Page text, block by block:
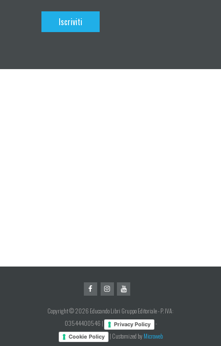
Copyright © 2026 Educando Libri Gruppo Editoriale - P. IVA:
03544400546 |
Privacy Policy -
Cookie Policy | Customized byMicroweb